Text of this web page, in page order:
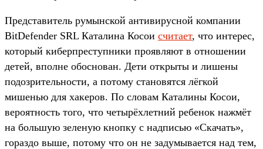
Представитель румынской антивирусной компании
BitDefender SRL Каталина Косои считает, что интерес,
который киберпреступники проявляют в отношении
детей, вполне обоснован. Дети открыты и лишены
подозрительности, а потому становятся лёгкой
мишенью для хакеров. По словам Каталины Косои,
вероятность того, что четырёхлетний ребенок нажмёт
на большую зеленую кнопку с надписью «Скачать»,
гораздо выше, потому что он не задумывается над тем,